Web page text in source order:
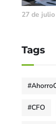
27 de
Tags
#CFO